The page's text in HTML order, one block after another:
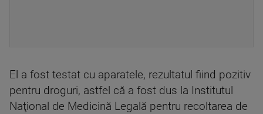
El a fost testat cu aparatele, rezultatul fiind pozitiv
pentru droguri, astfel că a fost dus la Institutul
Naţional de Medicină Legală pentru recoltarea de